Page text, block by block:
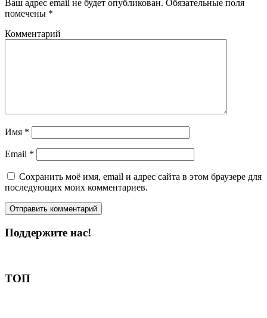
Ваш адрес email не будет опубликован. Обязательные поля
помечены *
Комментарий
Имя *
Email *
Сохранить моё имя, email и адрес сайта в этом браузере для
последующих моих комментариев.
Поддержите нас!
ТОП